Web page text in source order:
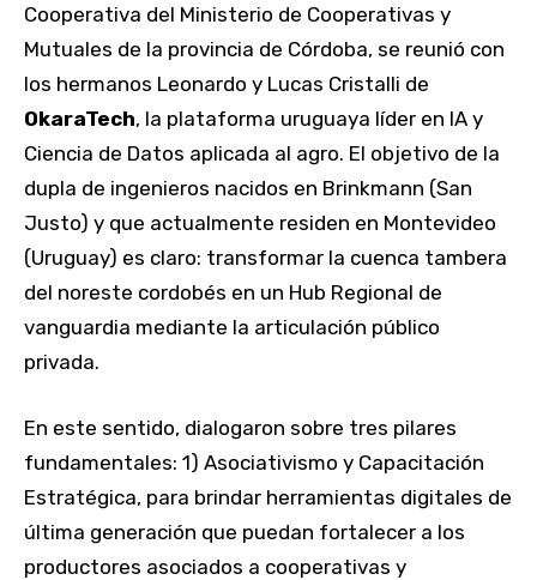
Cooperativa del Ministerio de Cooperativas y
Mutuales de la provincia de Córdoba, se reunió con
los hermanos Leonardo y Lucas Cristalli de
OkaraTech, la plataforma uruguaya líder en IA y
Ciencia de Datos aplicada al agro. El objetivo de la
dupla de ingenieros nacidos en Brinkmann (San
Justo) y que actualmente residen en Montevideo
(Uruguay) es claro: transformar la cuenca tambera
del noreste cordobés en un Hub Regional de
vanguardia mediante la articulación público
privada.
En este sentido, dialogaron sobre tres pilares
fundamentales: 1) Asociativismo y Capacitación
Estratégica, para brindar herramientas digitales de
última generación que puedan fortalecer a los
productores asociados a cooperativas y